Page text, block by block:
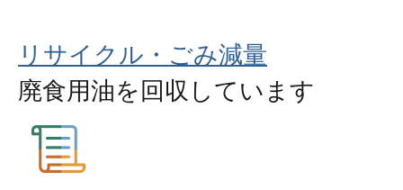
リサイクル・ごみ減量
廃食用油を回収しています